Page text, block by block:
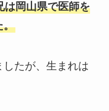
は岡山県で医師を
。
たが、生まれは